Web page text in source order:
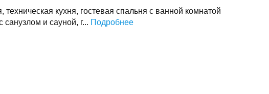
техническая кухня, гостевая спальня с ванной комнатой
и сауной, г... Подробнее